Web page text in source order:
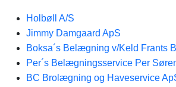
Holbøll A/S
Jimmy Damgaard ApS
Boksa´s Belægning v/Keld Frants
Per´s Belægningsservice Per
BC Brolægning og Haveservice